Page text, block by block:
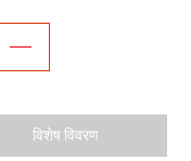
विशेष विवरण